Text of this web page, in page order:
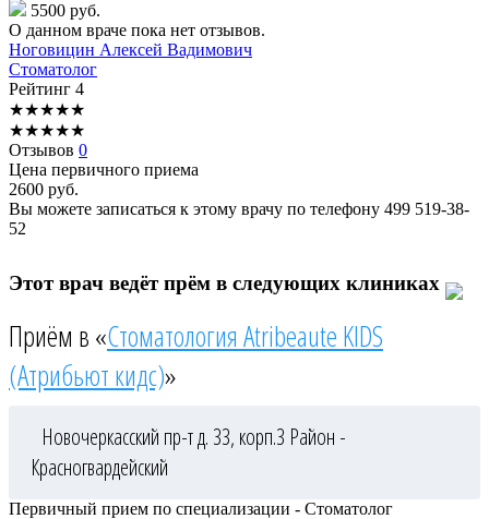
5500 руб.
О данном враче пока нет отзывов.
Ноговицин Алексей Вадимович
Стоматолог
Рейтинг 4
★★★★★
★★★★★
Отзывов 0
Цена первичного приема
2600 руб.
Вы можете записаться к этому врачу по телефону 499 519-38-
52
Этот врач ведёт прём в следующих клиниках
Приём в «Стоматология Atribeaute KIDS
(Атрибьют кидс)»
Новочеркасский пр-т д. 33, корп.3 Район -
Красногвардейский
Первичный прием по специализации - Стоматолог